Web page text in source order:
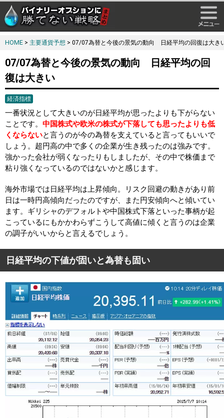
HOME > 主要通貨予想 > 07/07為替と今後の景気の動向 日経平均の回復は大き
07/07為替と今後の景気の動向 日経平均の回
復は大きい
経済指標
一番状況として大きいのが日経平均が思ったよりも下がらない
ことです。 中国株式や欧米の株式が下落しても思ったよりも低
くならないと言うのが今の為替を支えていると言ってもいいで
しょう。超円高の中で多くの企業が生き残ったのは強みです。
強かった会社が弱くなったりもしましたが、その中で株価まで
粘り強くなっているのではないかと感じます。
海外市場では日経平均は上昇傾向。リスク回避の動きがあり前
日は一時円高傾向だったのですが、また円安傾向へと傾いてい
ます。ギリシャのデフォルトや中国株式下落といった事柄が起
こっているにもかかわらずこうして高値に傾くと言うのは企業
の調子がいいからと言えるでしょう。
日経平均の下値が固いと為替も固い